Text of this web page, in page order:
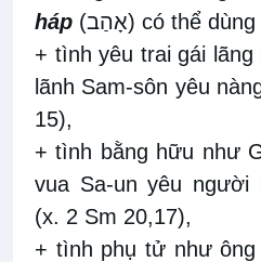
háp (אָהַב) có thể dùng
+ tình yêu trai gái
lãnh Sam-sôn yêu
15),
+ tình bằng hữu như
vua Sa-un yêu
(x. 2 Sm 20,17),
+ tình phụ tử như